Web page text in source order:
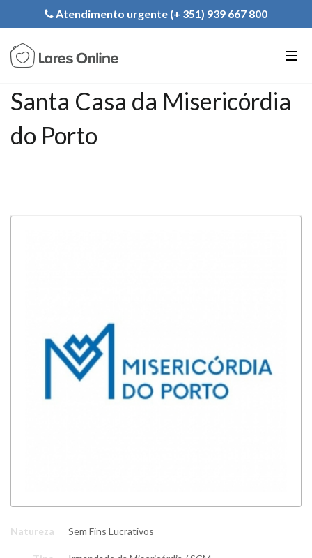
Registe a sua Instituição
Atendimento urgente (+ 351) 939 667 800
Santa Casa da Misericórdia
do Porto
Natureza Sem Fins Lucrativos